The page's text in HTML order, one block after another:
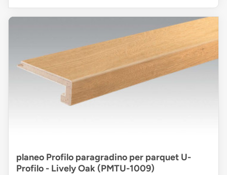
planeo Profilo paragradino per parquet U-
Profilo - Lively Oak (PMTU-1009)